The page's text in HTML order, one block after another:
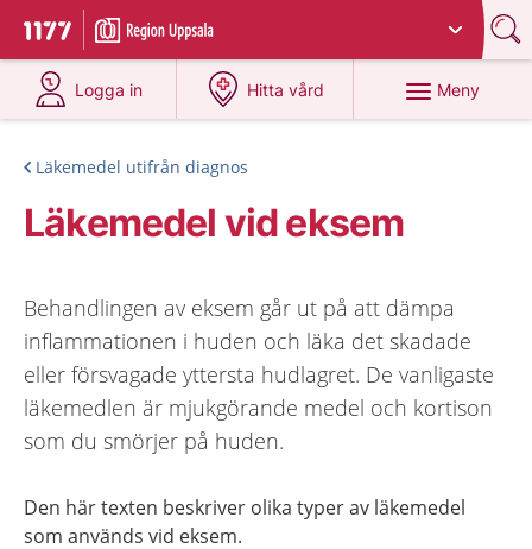
Till startsidan för 1177
Du har valt region
Logga in
på 1177.se
Hitta vård
på 1177.se
Meny
Läkemedel utifrån diagnos
Läkemedel vid eksem
Behandlingen av eksem går ut på att dämpa
inflammationen i huden och läka det skadade
eller försvagade yttersta hudlagret. De vanligaste
läkemedlen är mjukgörande medel och kortison
som du smörjer på huden.
Den här texten beskriver olika typer av läkemedel
som används vid eksem.